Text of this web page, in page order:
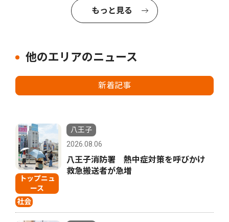
もっと見る
他のエリアのニュース
新着記事
トップニュ
ース
社会
八王子
2026.08.06
八王子消防署 熱中症対策を呼びかけ
救急搬送者が急増